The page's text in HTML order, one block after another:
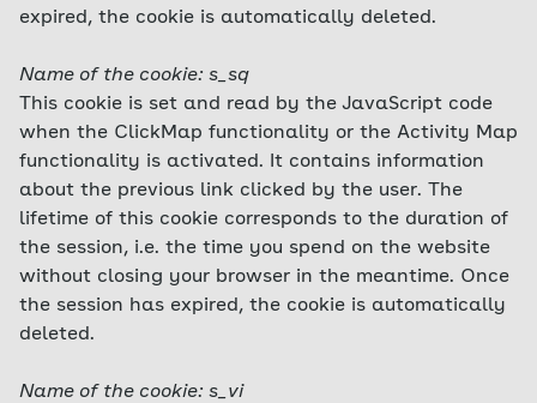
expired, the cookie is automatically deleted.
Name of the cookie: s_sq
This cookie is set and read by the JavaScript code
when the ClickMap functionality or the Activity Map
functionality is activated. It contains information
about the previous link clicked by the user. The
lifetime of this cookie corresponds to the duration of
the session, i.e. the time you spend on the website
without closing your browser in the meantime. Once
the session has expired, the cookie is automatically
deleted.
Name of the cookie: s_vi